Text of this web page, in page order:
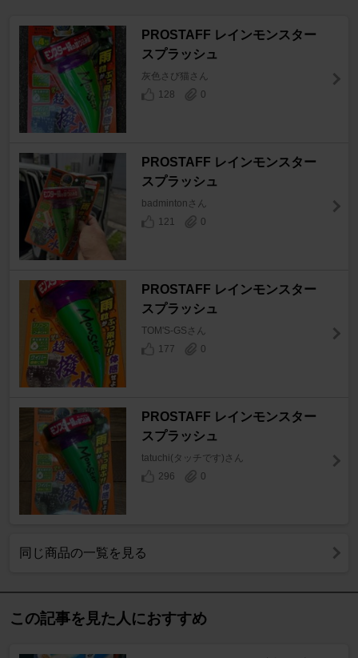
PROSTAFF レインモンスター
スプラッシュ
灰色さび猫さん
128
0
PROSTAFF レインモンスター
スプラッシュ
badmintonさん
121
0
PROSTAFF レインモンスター
スプラッシュ
TOM'S-GSさん
177
0
PROSTAFF レインモンスター
スプラッシュ
tatuchi(タッチです)さん
296
0
同じ商品の一覧を見る
この記事を見た人におすすめ